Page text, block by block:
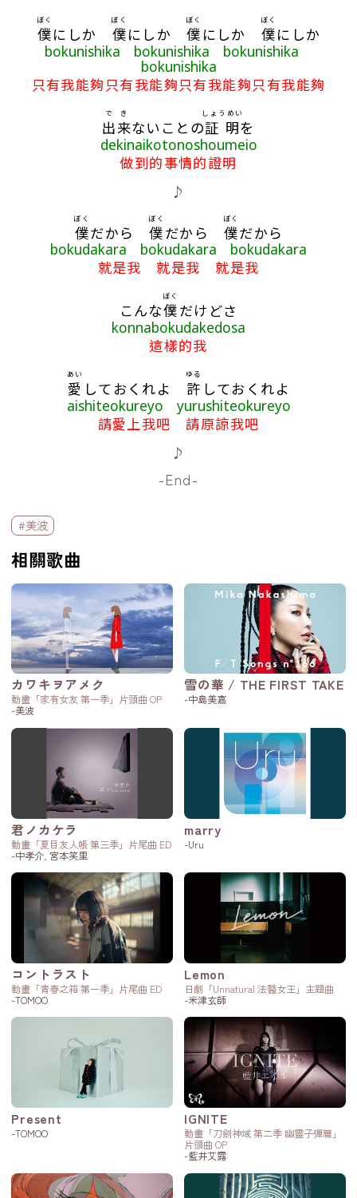
僕
ぼく
にしか 僕
ぼく
にしか 僕
ぼく
にしか 僕
ぼく
にしか
bokunishika bokunishika bokunishika
bokunishika
只有我能夠只有我能夠只有我能夠只有我能夠
出
で
来
き
ないことの証明
しょうめい
を
dekinaikotonoshoumeio
做到的事情的證明
♪
僕
ぼく
だから 僕
ぼく
だから 僕
ぼく
だから
bokudakara bokudakara bokudakara
就是我 就是我 就是我
こんな僕
ぼく
だけどさ
konnabokudakedosa
這樣的我
愛
あい
しておくれよ 許
ゆる
しておくれよ
aishiteokureyo yurushiteokureyo
請愛上我吧 請原諒我吧
♪
-End-
標籤欄
#美波
相關歌曲
カワキヲアメク
動畫「家有女友 第一季」片頭曲 OP
-美波
雪の華 / THE FIRST TAKE
-中島美嘉
君ノカケラ
動畫「夏目友人帳 第三季」片尾曲 ED
-中孝介, 宮本笑里
marry
-Uru
コントラスト
動畫「青春之箱 第一季」片尾曲 ED
-TOMOO
Lemon
日劇「Unnatural 法醫女王」主題曲
-米津玄師
Present
-TOMOO
IGNITE
動畫「刀劍神域 第二季 幽靈子彈篇」
片頭曲 OP
-藍井艾露